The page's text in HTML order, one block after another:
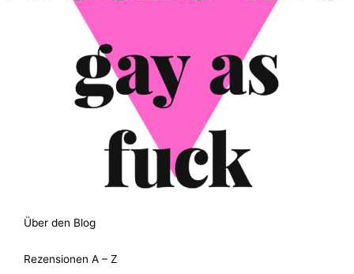
Über den Blog
Rezensionen A – Z